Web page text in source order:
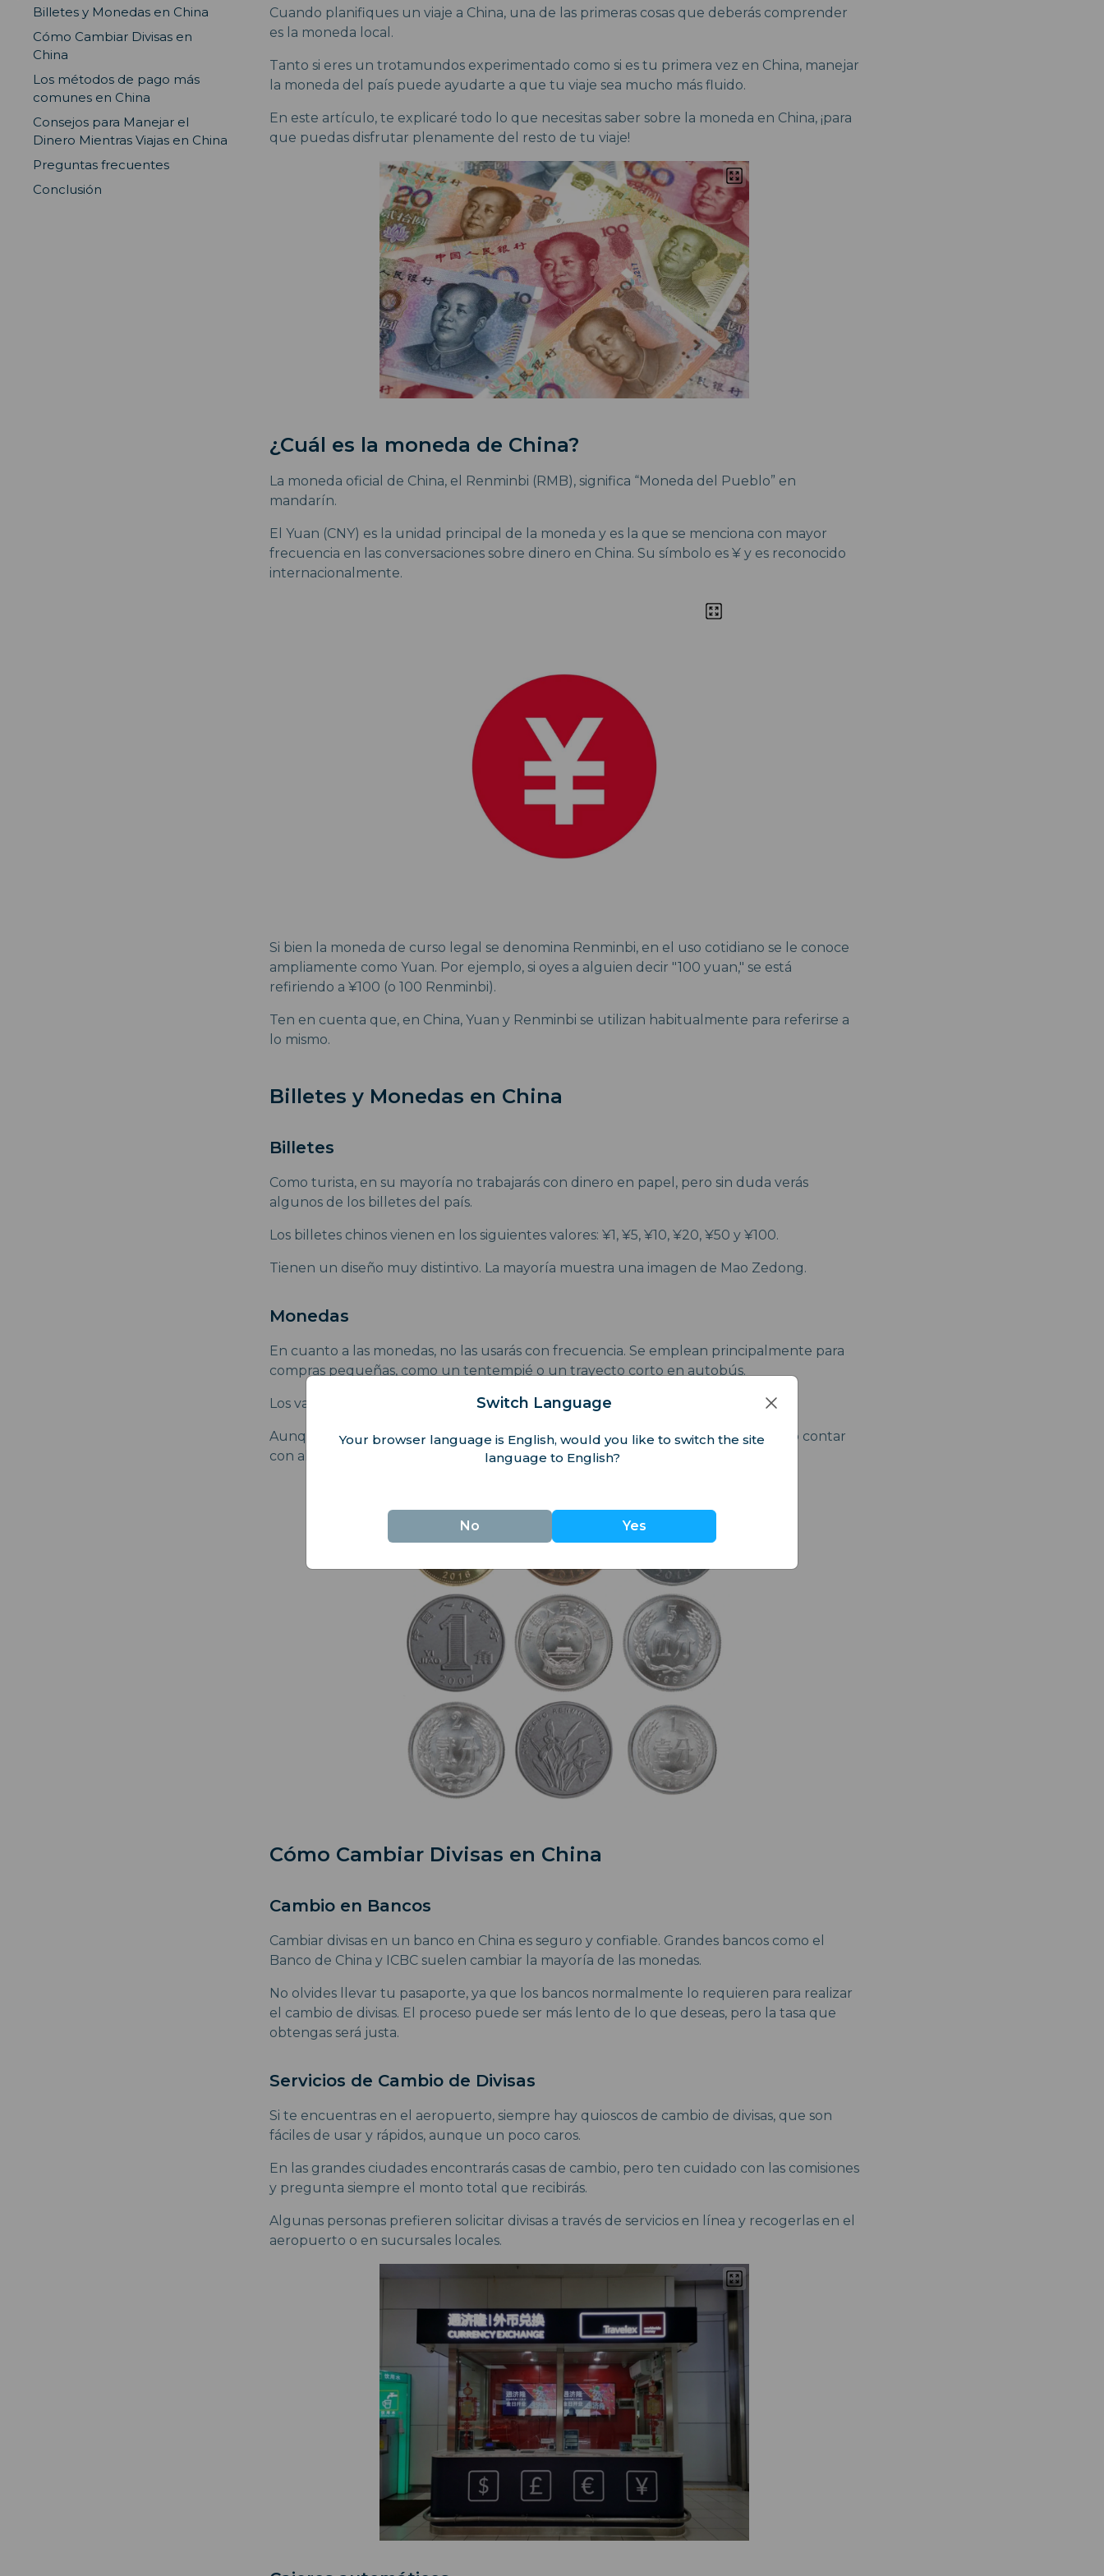
Billetes y Monedas en China
Cómo Cambiar Divisas en
China
Los métodos de pago más
comunes en China
Consejos para Manejar el
Dinero Mientras Viajas en China
Preguntas frecuentes
Conclusión
Cuando planifiques un viaje a China, una de las primeras cosas que deberás comprender
es la moneda local.
Tanto si eres un trotamundos experimentado como si es tu primera vez en China, manejar
la moneda del país puede ayudarte a que tu viaje sea mucho más fluido.
En este artículo, te explicaré todo lo que necesitas saber sobre la moneda en China, ¡para
que puedas disfrutar plenamente del resto de tu viaje!
¿Cuál es la moneda de China?
La moneda oficial de China, el Renminbi (RMB), significa “Moneda del Pueblo” en
mandarín.
El Yuan (CNY) es la unidad principal de la moneda y es la que se menciona con mayor
frecuencia en las conversaciones sobre dinero en China. Su símbolo es ¥ y es reconocido
internacionalmente.
Si bien la moneda de curso legal se denomina Renminbi, en el uso cotidiano se le conoce
ampliamente como Yuan. Por ejemplo, si oyes a alguien decir "100 yuan," se está
refiriendo a ¥100 (o 100 Renminbi).
Ten en cuenta que, en China, Yuan y Renminbi se utilizan habitualmente para referirse a
lo mismo.
Billetes y Monedas en China
Billetes
Como turista, en su mayoría no trabajarás con dinero en papel, pero sin duda verás
algunos de los billetes del país.
Los billetes chinos vienen en los siguientes valores: ¥1, ¥5, ¥10, ¥20, ¥50 y ¥100.
Tienen un diseño muy distintivo. La mayoría muestra una imagen de Mao Zedong.
Monedas
En cuanto a las monedas, no las usarás con frecuencia. Se emplean principalmente para
compras pequeñas, como un tentempié o un trayecto corto en autobús.
Los valores más comunes de las monedas son ¥1, 50¢, 10¢ y, en ocasiones, 5¢.
Aunque no se utilizan tanto como los billetes de mayor valor, siempre es práctico contar
con algunas monedas para gastos menores.
Cómo Cambiar Divisas en China
Cambio en Bancos
Cambiar divisas en un banco en China es seguro y confiable. Grandes bancos como el
Banco de China y ICBC suelen cambiar la mayoría de las monedas.
No olvides llevar tu pasaporte, ya que los bancos normalmente lo requieren para realizar
el cambio de divisas. El proceso puede ser más lento de lo que deseas, pero la tasa que
obtengas será justa.
Servicios de Cambio de Divisas
Si te encuentras en el aeropuerto, siempre hay quioscos de cambio de divisas, que son
fáciles de usar y rápidos, aunque un poco caros.
En las grandes ciudades encontrarás casas de cambio, pero ten cuidado con las comisiones
y pregunta siempre el monto total que recibirás.
Algunas personas prefieren solicitar divisas a través de servicios en línea y recogerlas en el
aeropuerto o en sucursales locales.
Switch Language
Your browser language is English, would you like to switch the site
language to English?
No Yes